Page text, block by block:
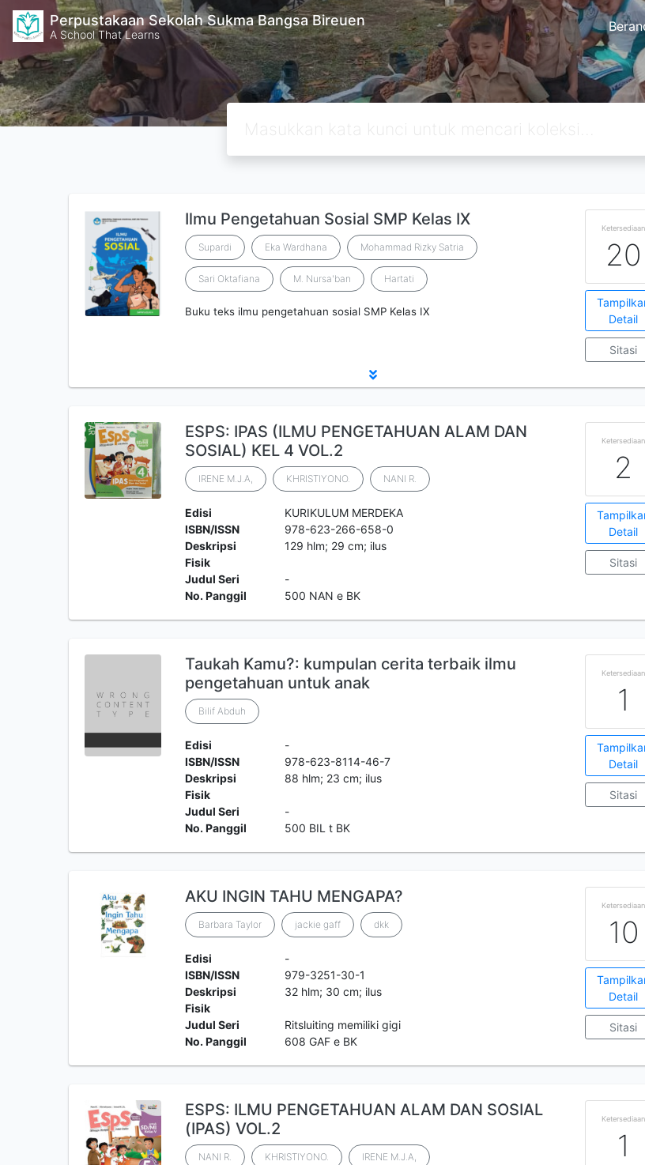
Perpustakaan Sekolah Sukma Bangsa Bireuen
A School That Learns
Ilmu Pengetahuan Sosial SMP Kelas IX
Supardi Eka Wardhana Mohammad Rizky Satria
Sari Oktafiana M. Nursa'ban Hartati
Buku teks ilmu pengetahuan sosial SMP Kelas IX
Ketersediaan
20
Detail
Sitasi
ESPS: IPAS (ILMU PENGETAHUAN ALAM DAN
SOSIAL) KEL 4 VOL.2
IRENE M.J.A, KHRISTIYONO. NANI R.
Edisi
KURIKULUM MERDEKA
ISBN/ISSN
978-623-266-658-0
Deskripsi
Fisik
129 hlm; 29 cm; ilus
Judul Seri
-
No. Panggil
500 NAN e BK
Ketersediaan
2
Detail
Sitasi
Taukah Kamu?: kumpulan cerita terbaik ilmu
pengetahuan untuk anak
Bilif Abduh
Edisi
-
ISBN/ISSN
978-623-8114-46-7
Deskripsi
Fisik
88 hlm; 23 cm; ilus
Judul Seri
-
No. Panggil
500 BIL t BK
Ketersediaan
1
Detail
Sitasi
AKU INGIN TAHU MENGAPA?
Barbara Taylor jackie gaff dkk
Edisi
-
ISBN/ISSN
979-3251-30-1
Deskripsi
Fisik
32 hlm; 30 cm; ilus
Judul Seri
Ritsluiting memiliki gigi
No. Panggil
608 GAF e BK
Ketersediaan
10
Detail
Sitasi
ESPS: ILMU PENGETAHUAN ALAM DAN SOSIAL
(IPAS) VOL.2
NANI R. KHRISTIYONO. IRENE M.J.A,
Ketersediaan
1